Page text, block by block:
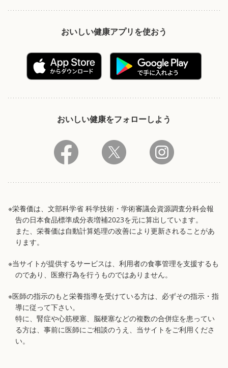
おいしい健康アプリを使おう
おいしい健康をフォローしよう
※栄養価は、文部科学省 科学技術・学術審議会資源調査分科会報
告の日本食品標準成分表増補2023を元に算出しています。
また、栄養価は自動計算処理の改善により更新されることがあ
ります。
※当サイトが提供するサービスは、利用者の食事管理を支援するも
のであり、医療行為を行うものではありません。
※医師の指示のもと栄養指導を受けている方は、必ずその指示・指
導に従って下さい。
特に、腎症や心筋梗塞、脳梗塞などの複数の合併症を患ってい
る方は、事前に医師にご相談のうえ、当サイトをご利用くださ
い。